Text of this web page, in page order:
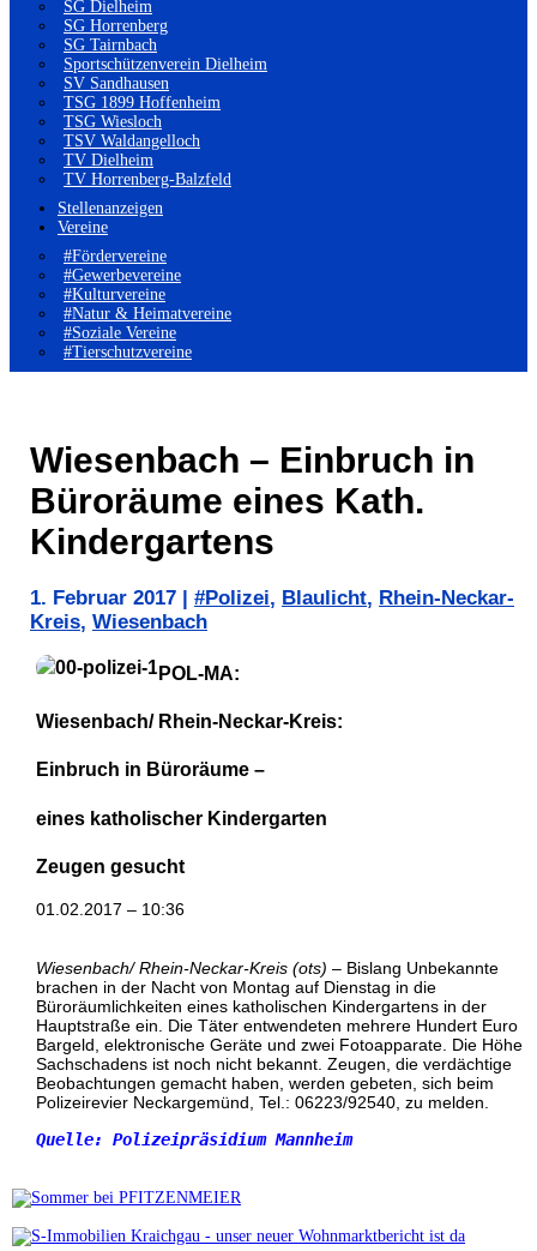
SG Dielheim
SG Horrenberg
SG Tairnbach
Sportschützenverein Dielheim
SV Sandhausen
TSG 1899 Hoffenheim
TSG Wiesloch
TSV Waldangelloch
TV Dielheim
TV Horrenberg-Balzfeld
Stellenanzeigen
Vereine
#Fördervereine
#Gewerbevereine
#Kulturvereine
#Natur & Heimatvereine
#Soziale Vereine
#Tierschutzvereine
Wiesenbach – Einbruch in
Büroräume eines Kath.
Kindergartens
1. Februar 2017 #Polizei, Blaulicht, Rhein-Neckar-
Kreis, Wiesenbach
POL-MA:
Wiesenbach/ Rhein-Neckar-Kreis:
Einbruch in Büroräume –
eines katholischer Kindergarten
Zeugen gesucht
01.02.2017 – 10:36
Wiesenbach/ Rhein-Neckar-Kreis (ots) – Bislang Unbekannte
brachen in der Nacht von Montag auf Dienstag in die
Büroräumlichkeiten eines katholischen Kindergartens in der
Hauptstraße ein. Die Täter entwendeten mehrere Hundert Euro
Bargeld, elektronische Geräte und zwei Fotoapparate. Die Höhe
Sachschadens ist noch nicht bekannt. Zeugen, die verdächtige
Beobachtungen gemacht haben, werden gebeten, sich beim
Polizeirevier Neckargemünd, Tel.: 06223/92540, zu melden.
Quelle: Polizeipräsidium Mannheim